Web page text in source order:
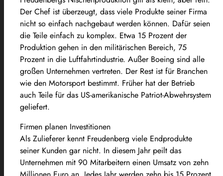
Der Chef ist überzeugt, dass viele Produkte seiner Firma
nicht so einfach nachgebaut werden können. Dafür seien
die Teile einfach zu komplex. Etwa 15 Prozent der
Produktion gehen in den militärischen Bereich, 75
Prozent in die Luftfahrtindustrie. Außer Boeing sind alle
großen Unternehmen vertreten. Der Rest ist für Branchen
wie den Motorsport bestimmt. Früher hat der Betrieb
auch Teile für das US-amerikanische Patriot-Abwehrsystem
geliefert.
Firmen planen Investitionen
Als Zulieferer kennt Freudenberg viele Endprodukte
seiner Kunden gar nicht. In diesem Jahr peilt das
Unternehmen mit 90 Mitarbeitern einen Umsatz von zehn